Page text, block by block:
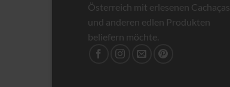
Österreich mit erlesenen Cachaças
und anderen edlen Produkten
beliefern möchte.